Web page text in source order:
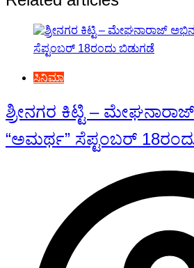
ಸಿನಿಮಾ
ಶ್ರೀನಗರ ಕಿಟ್ಟಿ –
“ಅಮರ್ಥ” ಸೆಪ್ಟಂಬರ್